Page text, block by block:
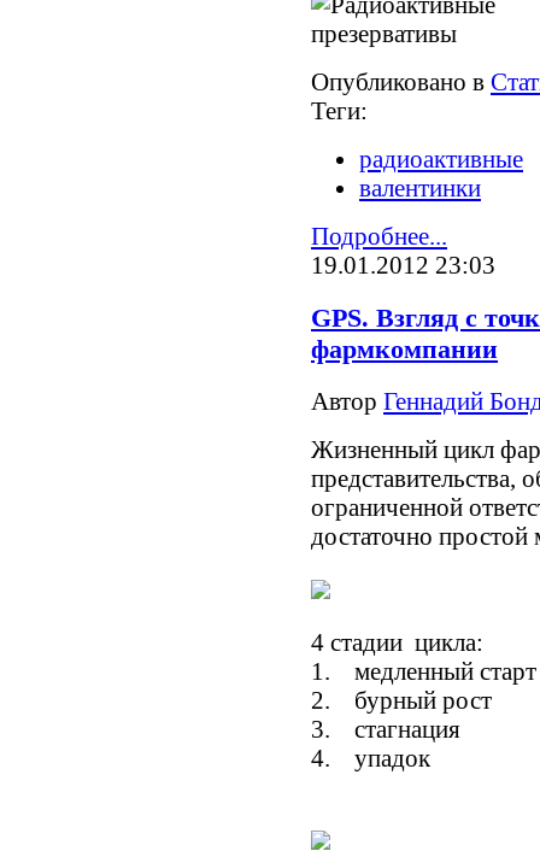
Опубликовано в
Теги:
радиоактивные
валентинки
Подробнее...
19.01.2012 23:03
GPS. Взгляд с
фармкомпании
Автор Геннадий
Жизненный цикл
представительства,
ограниченной
достаточно
4 стадии цикла:
1. медленный старт
2. бурный рост
3. стагнация
4. упадок